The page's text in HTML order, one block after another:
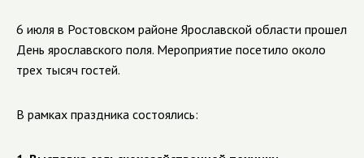
6 июля в Ростовском районе Ярославской области прошел
День ярославского поля. Мероприятие посетило около
трех тысяч гостей.
В рамках праздника состоялись: